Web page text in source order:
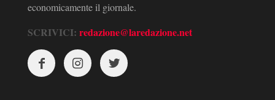
economicamente il giornale.
SCRIVICI: redazione@laredazione.net